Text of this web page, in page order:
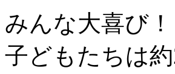
みんな大喜び
子どもたちは